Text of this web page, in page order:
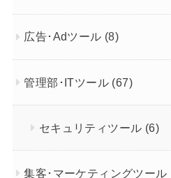
広告･Adツール (8)
管理部･ITツール (67)
セキュリティツール (6)
集客･マーケティングツール